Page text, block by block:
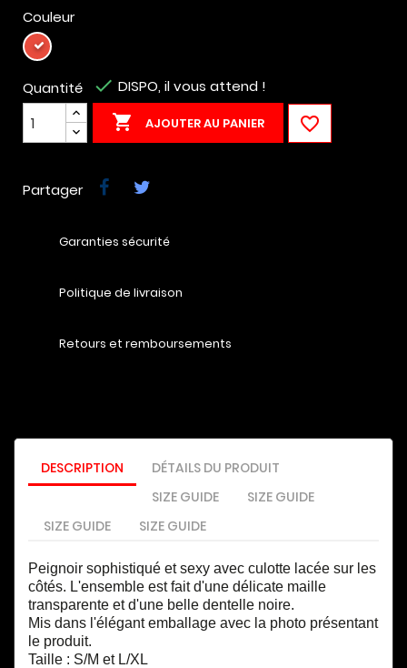
Couleur
Rouge
Quantité
 AJOUTER AU PANIER
 DISPO, il vous attend !

Partager
Garanties sécurité
Politique de livraison
Retours et remboursements
DESCRIPTION
DÉTAILS DU PRODUIT
SIZE GUIDE
SIZE GUIDE
SIZE GUIDE
SIZE GUIDE
Peignoir sophistiqué et sexy avec culotte lacée sur les
côtés. L'ensemble est fait d'une délicate maille
transparente et d'une belle dentelle noire.
Mis dans l'élégant emballage avec la photo présentant
le produit.
Taille : S/M et L/XL